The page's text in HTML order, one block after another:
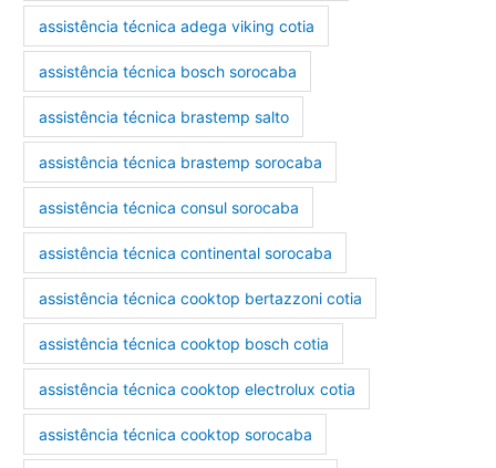
assistência técnica adega viking cotia
assistência técnica bosch sorocaba
assistência técnica brastemp salto
assistência técnica brastemp sorocaba
assistência técnica consul sorocaba
assistência técnica continental sorocaba
assistência técnica cooktop bertazzoni cotia
assistência técnica cooktop bosch cotia
assistência técnica cooktop electrolux cotia
assistência técnica cooktop sorocaba